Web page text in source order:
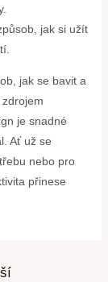
jak si užít
jak se bavit a
je snadné
Ať už se
nebo pro
přinese